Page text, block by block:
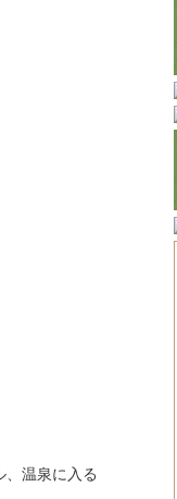
、温泉に入る